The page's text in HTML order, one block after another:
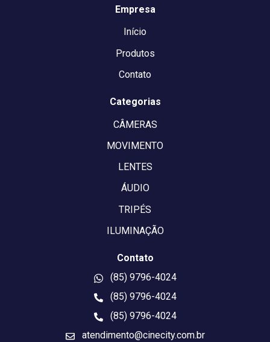
Empresa
Início
Produtos
Contato
Categorias
CÂMERAS
MOVIMENTO
LENTES
ÁUDIO
TRIPÉS
ILUMINAÇÃO
Contato
(85) 9796-4024
(85) 9796-4024
(85) 9796-4024
atendimento@cinecity.com.br